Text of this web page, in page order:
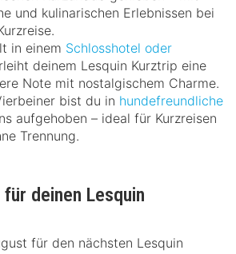
und kulinarischen Erlebnissen bei
in einem Schlosshotel oder
deinem Lesquin Kurztrip eine
Note mit nostalgischem Charme.
bist du in hundefreundliche
aufgehoben – ideal für Kurzreisen
Trennung.
deinen Lesquin
für den nächsten Lesquin